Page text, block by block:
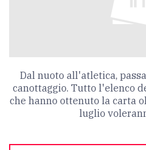
Dal nuoto all'atletica,
canottaggio. Tutto l'elenco
che hanno ottenuto la carta
luglio